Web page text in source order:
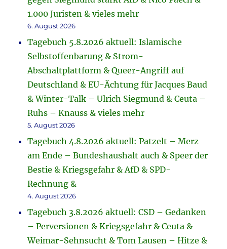
1.000 Juristen & vieles mehr
6. August 2026
Tagebuch 5.8.2026 aktuell: Islamische
Selbstoffenbarung & Strom-
Abschaltplattform & Queer-Angriff auf
Deutschland & EU-Ächtung für Jacques Baud
& Winter-Talk – Ulrich Siegmund & Ceuta –
Ruhs – Knauss & vieles mehr
5. August 2026
Tagebuch 4.8.2026 aktuell: Patzelt – Merz
am Ende – Bundeshaushalt auch & Speer der
Bestie & Kriegsgefahr & AfD & SPD-
Rechnung &
4. August 2026
Tagebuch 3.8.2026 aktuell: CSD – Gedanken
– Perversionen & Kriegsgefahr & Ceuta &
Weimar-Sehnsucht & Tom Lausen – Hitze &